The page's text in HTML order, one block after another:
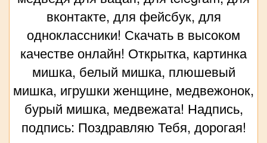
вконтакте, для фейсбук, для
одноклассники! Скачать в высоком
качестве онлайн! Открытка, картинка
мишка, белый мишка, плюшевый
мишка, игрушки женщине, медвежонок,
бурый мишка, медвежата! Надпись,
подпись: Поздравляю Тебя, дорогая!